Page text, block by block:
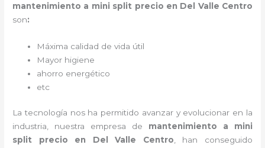
mantenimiento a mini split precio en Del Valle Centro
son:
Máxima calidad de vida útil
Mayor higiene
ahorro energético
etc
La tecnología nos ha permitido avanzar y evolucionar en la
industria, nuestra empresa de mantenimiento a mini
split precio en Del Valle Centro, han conseguido